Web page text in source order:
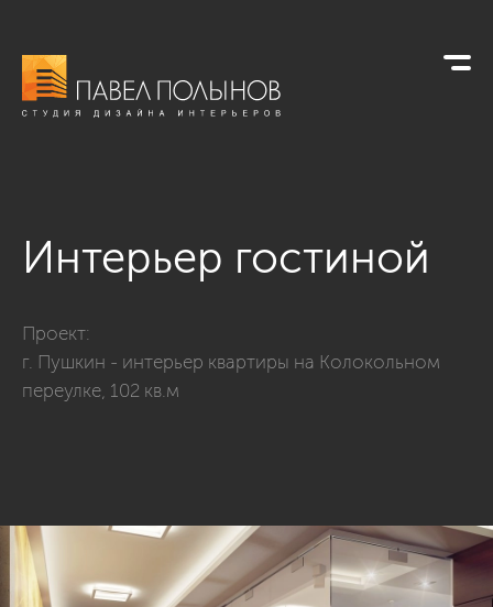
Интерьер гостиной
Проект:
г. Пушкин - интерьер квартиры на Колокольном
переулке, 102 кв.м